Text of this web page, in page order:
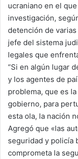
ucraniano en el
investigación,
detención de
jefe del sistema
legales que
“Si en algún lugar
y los agentes de
problema, que es
gobierno, para
esta ola, la nación
Agregó que «las
seguridad y policía
comprometa la